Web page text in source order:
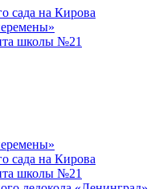
сада на Кирова
школы №21
сада на Кирова
школы №21